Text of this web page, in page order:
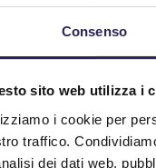
Consenso
sito web utilizza i
i cookie per
traffico.
dei dati web,